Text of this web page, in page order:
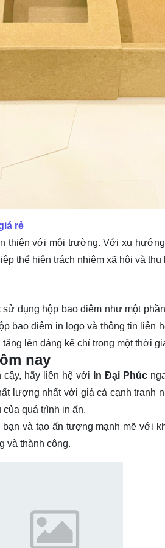
rẻ
thiện với môi trường. Với xu
thể hiện trách nhiệm xã hội và
dụng hộp bao diêm như một
bao diêm in logo và thông tin liên
lên đáng kể chỉ trong một thời
nay
cậy, hãy liên hệ với In Đại Phúc
lượng nhất với giá cả cạnh tranh
của quá trình in ấn.
và tạo ấn tượng mạnh mẽ với
và thành công.